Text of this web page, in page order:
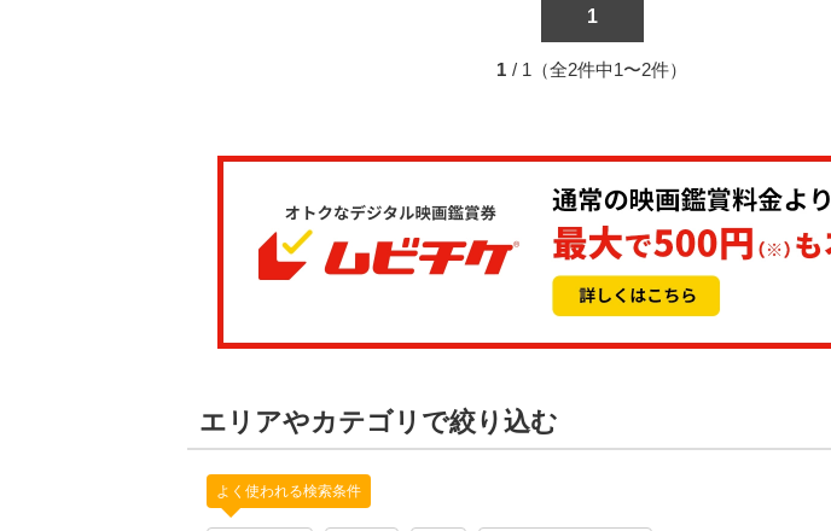
1
1 / 1（全2件中1〜2件）
エリアやカテゴリで絞り込む
よく使われる検索条件